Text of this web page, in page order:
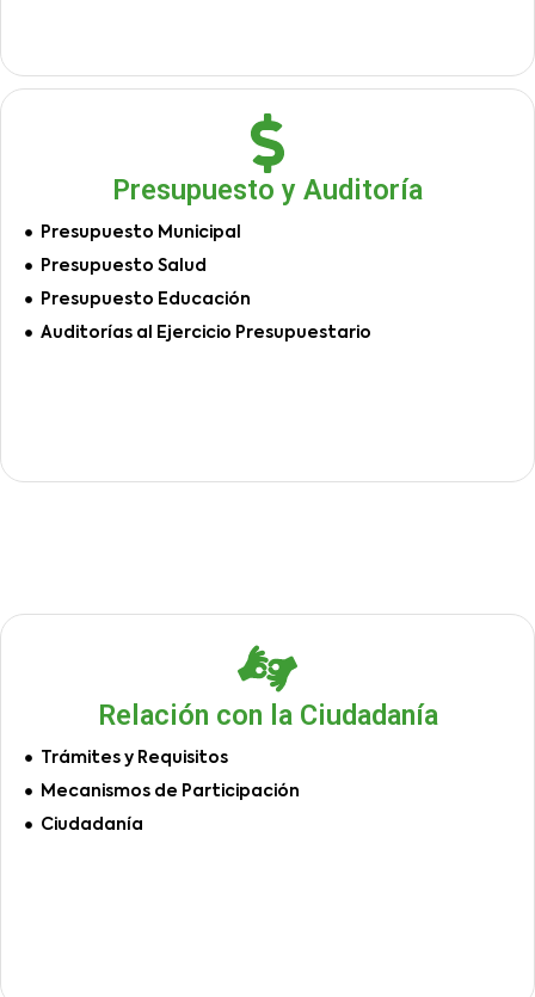
Presupuesto y Auditoría
Presupuesto Municipal
Presupuesto Salud
Presupuesto Educación
Auditorías al Ejercicio Presupuestario
Relación con la Ciudadanía
Trámites y Requisitos
Mecanismos de Participación
Ciudadanía